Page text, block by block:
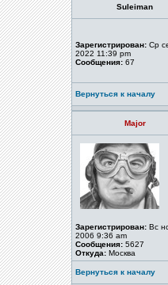
Suleiman
Зарегистрирован: Ср
2022 11:39 pm
Сообщения: 67
Вернуться к началу
Major
Зарегистрирован: Вс
2006 9:36 am
Сообщения: 5627
Откуда: Москва
Вернуться к началу